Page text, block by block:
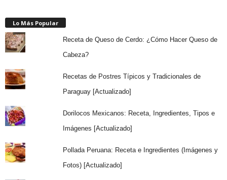
Lo Más Popular
Receta de Queso de Cerdo: ¿Cómo Hacer Queso de
Cabeza?
Recetas de Postres Típicos y Tradicionales de
Paraguay [Actualizado]
Dorilocos Mexicanos: Receta, Ingredientes, Tipos e
Imágenes [Actualizado]
Pollada Peruana: Receta e Ingredientes (Imágenes y
Fotos) [Actualizado]